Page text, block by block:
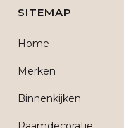
SITEMAP
Home
Merken
Binnenkijken